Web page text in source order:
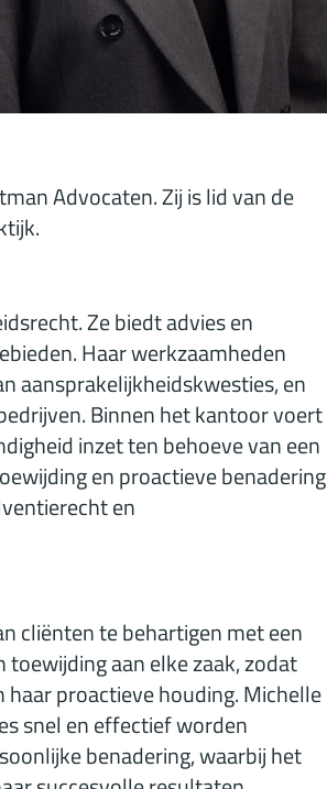
Advocaten. Zij is lid van de
Ze biedt advies en
Haar werkzaamheden
aansprakelijkheidskwesties, en
Binnen het kantoor voert
inzet ten behoeve van een
en proactieve benadering
en
cliënten te behartigen met een
aan elke zaak, zodat
proactieve houding. Michelle
snel en effectief worden
benadering, waarbij het